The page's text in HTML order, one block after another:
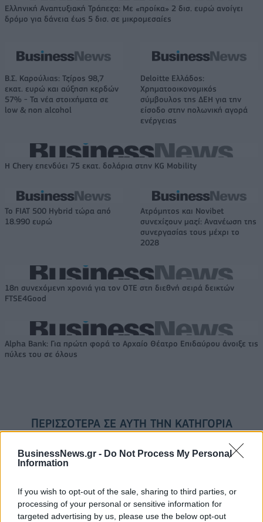
BusinessNews.gr - Do Not Process My Personal
Information
If you wish to opt-out of the sale, sharing to third parties, or
processing of your personal or sensitive information for
targeted advertising by us, please use the below opt-out
Ελληνική Αναπτυξιακή Τράπεζα: Με «προίκα» 2 δισ. ευρώ ανοίγει
δρόμο για δάνεια έως 5 δισ. σε μικρομεσαίες
Β.Σ. Καρούλιας: Τζίρος 98,7
εκατ. ευρώ και αύξηση κερδών
57% - Τα νέα στοιχήματα σε
low & non alcohol
Deloitte Ελλάδος:
Χρηματοοικονομικός
σύμβουλος της ΔΕΗ για την
είσοδο στην πολωνική αγορά
ενέργειας
Η Chery επενδύει 75 εκατ. δολάρια στην KG Mobility
Το FIAT 500 Hybrid τώρα από
18.990 ευρώ
Ατρόμητος και Novibet
συνεχίζουν μαζί: Ανανέωση της
συνεργασίας τους μέχρι το
2028
18η συνεχόμενη χρονιά για τον ΟΤΕ στη διεθνή σειρά δεικτών
FTSE4Good
Alpha Bank: Για πρώτη φορά το Αρχαίο Θέατρο Επιδαύρου άνοιξε τις
πύλες του σε όλους
ΠΕΡΙΣΣΌΤΕΡΑ ΣΕ ΑΥΤΉ ΤΗΝ ΚΑΤΗΓΟΡΊΑ